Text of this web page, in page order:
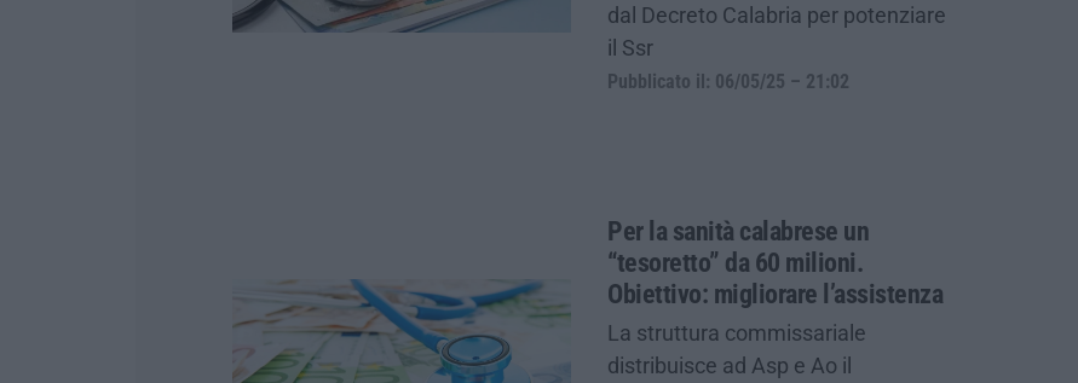
dal Decreto Calabria per potenziare
il Ssr
Pubblicato il: 06/05/25 – 21:02
Per la sanità calabrese un
“tesoretto” da 60 milioni.
Obiettivo: migliorare l’assistenza
La struttura commissariale
distribuisce ad Asp e Ao il